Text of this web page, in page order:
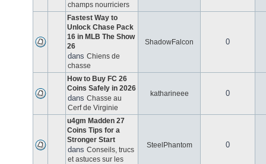
champs nourriciers
Fastest Way to
Unlock Chase Pack
16 in MLB The Show
26
dans Chiens de
chasse
ShadowFalcon 0
How to Buy FC 26
Coins Safely in 2026
dans Chasse au
Cerf de Virginie
katharineee 0
u4gm Madden 27
Coins Tips for a
Stronger Start
dans Conseils, trucs
et astuces sur les
SteelPhantom 0